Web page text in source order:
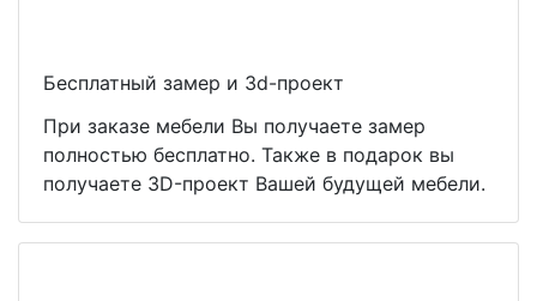
Бесплатный замер и 3d-проект
При заказе мебели Вы получаете замер
полностью бесплатно. Также в подарок вы
получаете 3D-проект Вашей будущей мебели.